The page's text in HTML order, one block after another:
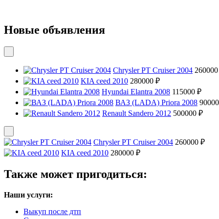
Новые объявления
Chrysler PT Cruiser 2004
KIA ceed 2010 280000 ₽
Hyundai Elantra 2008 115000 ₽
ВАЗ (LADA) Priora 2008
Renault Sandero 2012 500000 ₽
Chrysler PT Cruiser 2004 260000 ₽
KIA ceed 2010 280000 ₽
Также может пригодиться:
Наши услуги:
Выкуп после дтп